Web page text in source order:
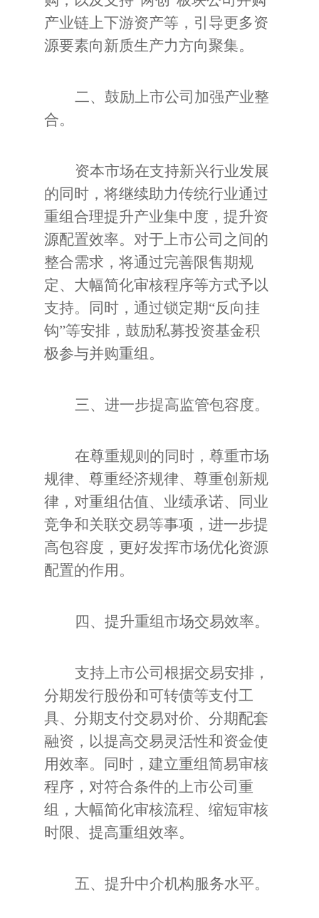
产业链上下游资产等，引导更多资
源要素向新质生产力方向聚集。
二、鼓励上市公司加强产业整
合。
资本市场在支持新兴行业发展
的同时，将继续助力传统行业通过
重组合理提升产业集中度，提升资
源配置效率。对于上市公司之间的
整合需求，将通过完善限售期规
定、大幅简化审核程序等方式予以
支持。同时，通过锁定期“反向挂
钩”等安排，鼓励私募投资基金积
极参与并购重组。
三、进一步提高监管包容度。
在尊重规则的同时，尊重市场
规律、尊重经济规律、尊重创新规
律，对重组估值、业绩承诺、同业
竞争和关联交易等事项，进一步提
高包容度，更好发挥市场优化资源
配置的作用。
四、提升重组市场交易效率。
支持上市公司根据交易安排，
分期发行股份和可转债等支付工
具、分期支付交易对价、分期配套
融资，以提高交易灵活性和资金使
用效率。同时，建立重组简易审核
程序，对符合条件的上市公司重
组，大幅简化审核流程、缩短审核
时限、提高重组效率。
五、提升中介机构服务水平。